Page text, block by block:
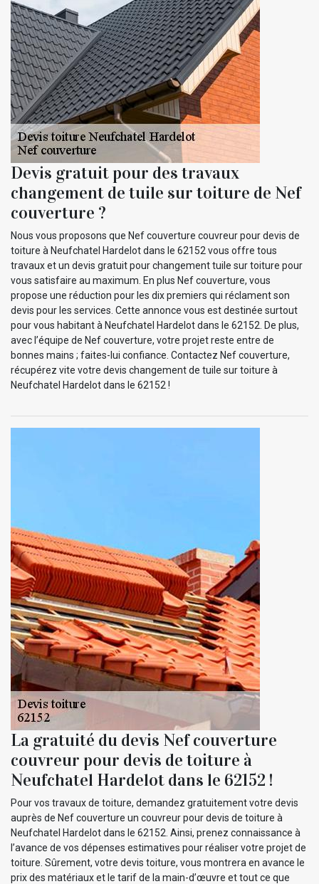
Devis gratuit pour des travaux
changement de tuile sur toiture de Nef
couverture ?
Nous vous proposons que Nef couverture couvreur pour devis de
toiture à Neufchatel Hardelot dans le 62152 vous offre tous
travaux et un devis gratuit pour changement tuile sur toiture pour
vous satisfaire au maximum. En plus Nef couverture, vous
propose une réduction pour les dix premiers qui réclament son
devis pour les services. Cette annonce vous est destinée surtout
pour vous habitant à Neufchatel Hardelot dans le 62152. De plus,
avec l’équipe de Nef couverture, votre projet reste entre de
bonnes mains ; faites-lui confiance. Contactez Nef couverture,
récupérez vite votre devis changement de tuile sur toiture à
Neufchatel Hardelot dans le 62152 !
La gratuité du devis Nef couverture
couvreur pour devis de toiture à
Neufchatel Hardelot dans le 62152 !
Pour vos travaux de toiture, demandez gratuitement votre devis
auprès de Nef couverture un couvreur pour devis de toiture à
Neufchatel Hardelot dans le 62152. Ainsi, prenez connaissance à
l’avance de vos dépenses estimatives pour réaliser votre projet de
toiture. Sûrement, votre devis toiture, vous montrera en avance le
prix des matériaux et le tarif de la main-d’œuvre et tout ce que